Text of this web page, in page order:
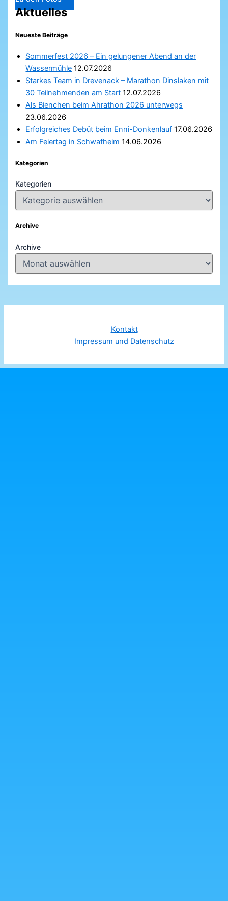
Aktuelles
Neueste Beiträge
Sommerfest 2026 – Ein gelungener Abend an der
Wassermühle 12.07.2026
Starkes Team in Drevenack – Marathon Dinslaken mit
30 Teilnehmenden am Start 12.07.2026
Als Bienchen beim Ahrathon 2026 unterwegs
23.06.2026
Erfolgreiches Debüt beim Enni-Donkenlauf 17.06.2026
Am Feiertag in Schwafheim 14.06.2026
Kategorien
Kategorien
Archive
Archive
Kontakt
Impressum und Datenschutz